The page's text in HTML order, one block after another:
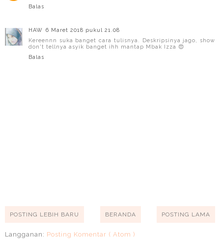
Balas
HAW 6 Maret 2018 pukul 21.08
Kereennn suka banget cara tulisnya. Deskripsinya jago, show
don't tellnya asyik banget ihh mantap Mbak Izza 😍
Balas
POSTING LEBIH BARU POSTING LAMA
BERANDA
Langganan: Posting Komentar ( Atom )